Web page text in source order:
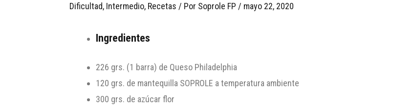
Dificultad, Intermedio, Recetas / Por Soprole FP / mayo 22, 2020
Ingredientes
226 grs. (1 barra) de Queso Philadelphia
120 grs. de mantequilla SOPROLE a temperatura ambiente
300 grs. de azúcar flor